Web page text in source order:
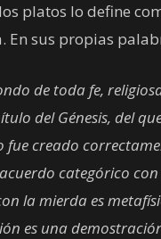
platos lo define
En sus propias
de toda fe,
del Génesis, del
fue creado
categórico con
la mierda es
es una